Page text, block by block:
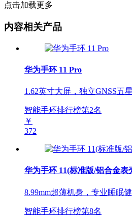
点击加载更多
内容相关产品
华为手环 11 Pro
1.62英寸大屏，独立GNSS五
智能手环排行榜第2名
￥
372
华为手环 11(标准版/铝合金表
8.99mm超薄机身，专业睡眠
智能手环排行榜第8名